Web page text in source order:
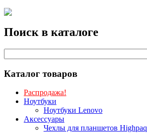
Поиск в каталоге
Каталог товаров
Распродажа!
Ноутбуки
Ноутбуки Lenovo
Аксессуары
Чехлы для планшетов Highpaq